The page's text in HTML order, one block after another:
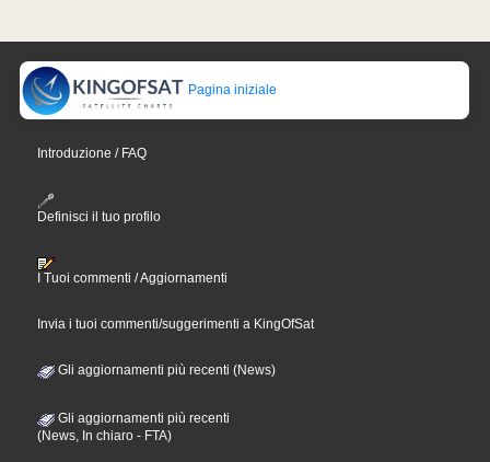
Pagina iniziale
Introduzione / FAQ
Definisci il tuo profilo
I Tuoi commenti / Aggiornamenti
Invia i tuoi commenti/suggerimenti a KingOfSat
Gli aggiornamenti più recenti (News)
Gli aggiornamenti più recenti
(News, In chiaro - FTA)